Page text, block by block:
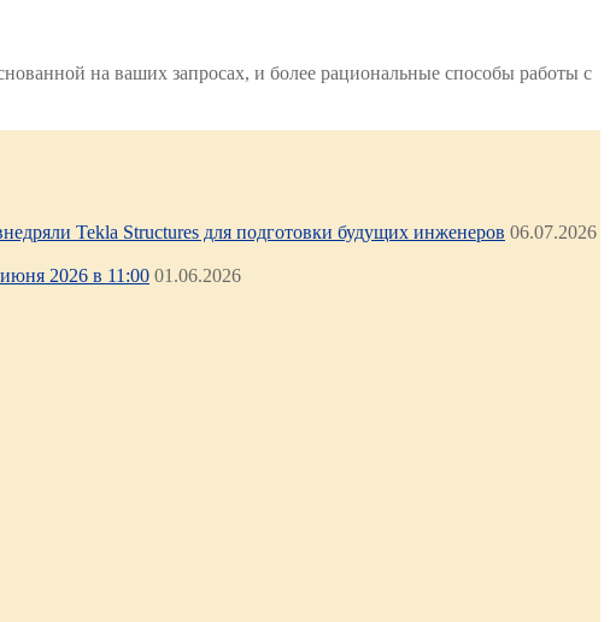
на ваших запросах, и более рациональные способы работы с
Tekla Structures для подготовки будущих инженеров 06.07.2026
2026 в 11:00 01.06.2026